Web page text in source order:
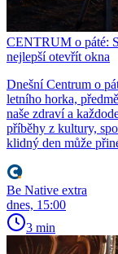
CENTRUM o páté:
nejlepší otevřít okna
Dnešní Centrum o
letního horka,
naše zdraví a
příběhy z kultury,
klidný den může
Be Native extra
dnes, 15:00
3 min